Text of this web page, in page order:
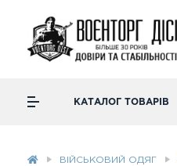
КАТАЛОГ ТОВАРІВ
ВІЙСЬКОВИЙ ОДЯГ